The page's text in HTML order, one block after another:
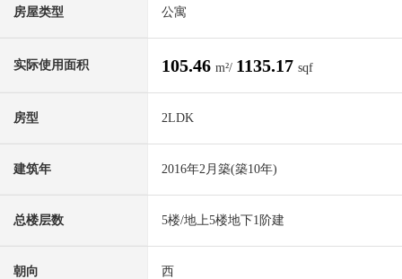
房屋类型 公寓
实际使用面积 105.46 m²/ 1135.17 sqf
房型 2LDK
建筑年 2016年2月築(築10年)
总楼层数 5楼/地上5楼地下1阶建
朝向 西